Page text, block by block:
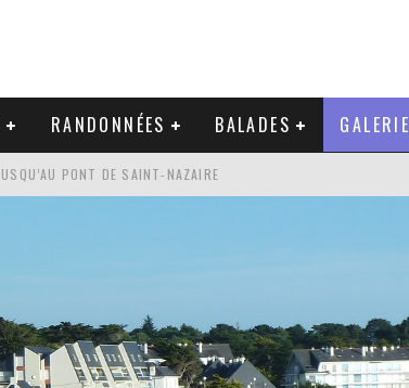
RANDONNÉES BALADES GALERIE